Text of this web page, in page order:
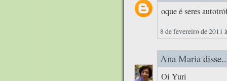
oque é seres
8 de fevereiro de 2011
Ana Maria
Oi Yuri